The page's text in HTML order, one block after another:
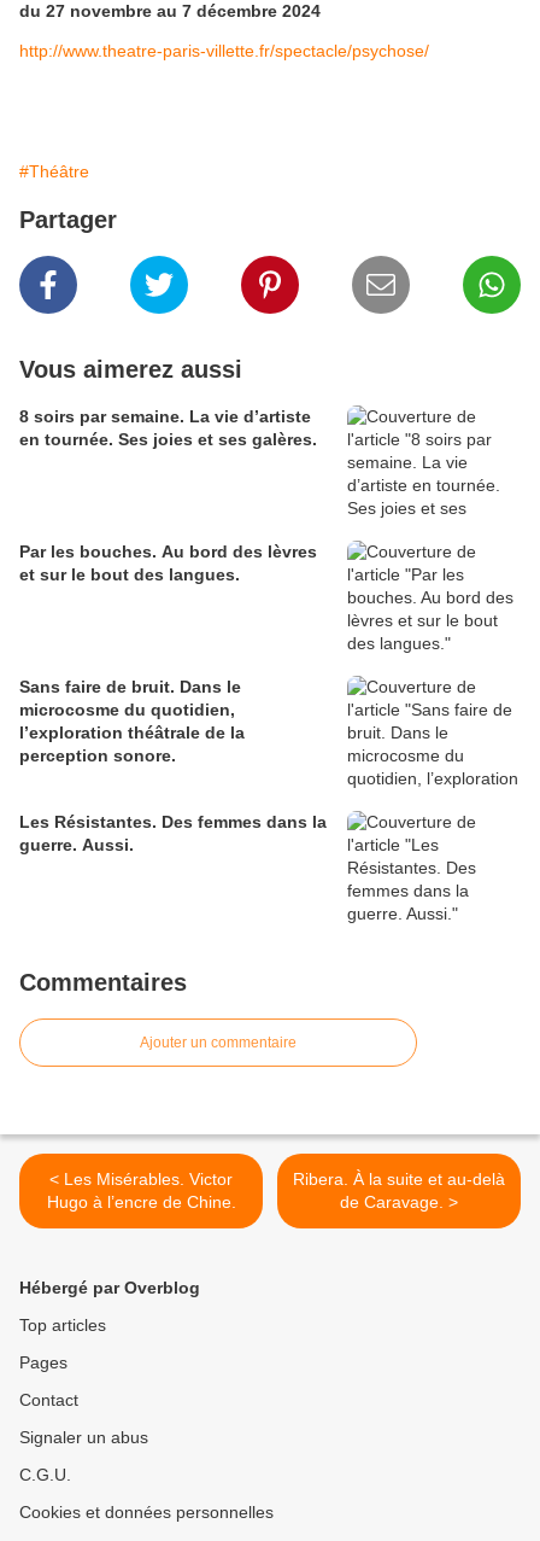
du 27 novembre au 7 décembre 2024
http://www.theatre-paris-villette.fr/spectacle/psychose/
#Théâtre
Partager
Vous aimerez aussi
8 soirs par semaine. La vie d’artiste
en tournée. Ses joies et ses galères.
Par les bouches. Au bord des lèvres
et sur le bout des langues.
Sans faire de bruit. Dans le
microcosme du quotidien,
l’exploration théâtrale de la
perception sonore.
Les Résistantes. Des femmes dans la
guerre. Aussi.
Commentaires
Ajouter un commentaire
< Les Misérables. Victor
Hugo à l’encre de Chine.
Ribera. À la suite et au-delà
de Caravage. >
Hébergé par Overblog
Top articles
Pages
Contact
Signaler un abus
C.G.U.
Cookies et données personnelles